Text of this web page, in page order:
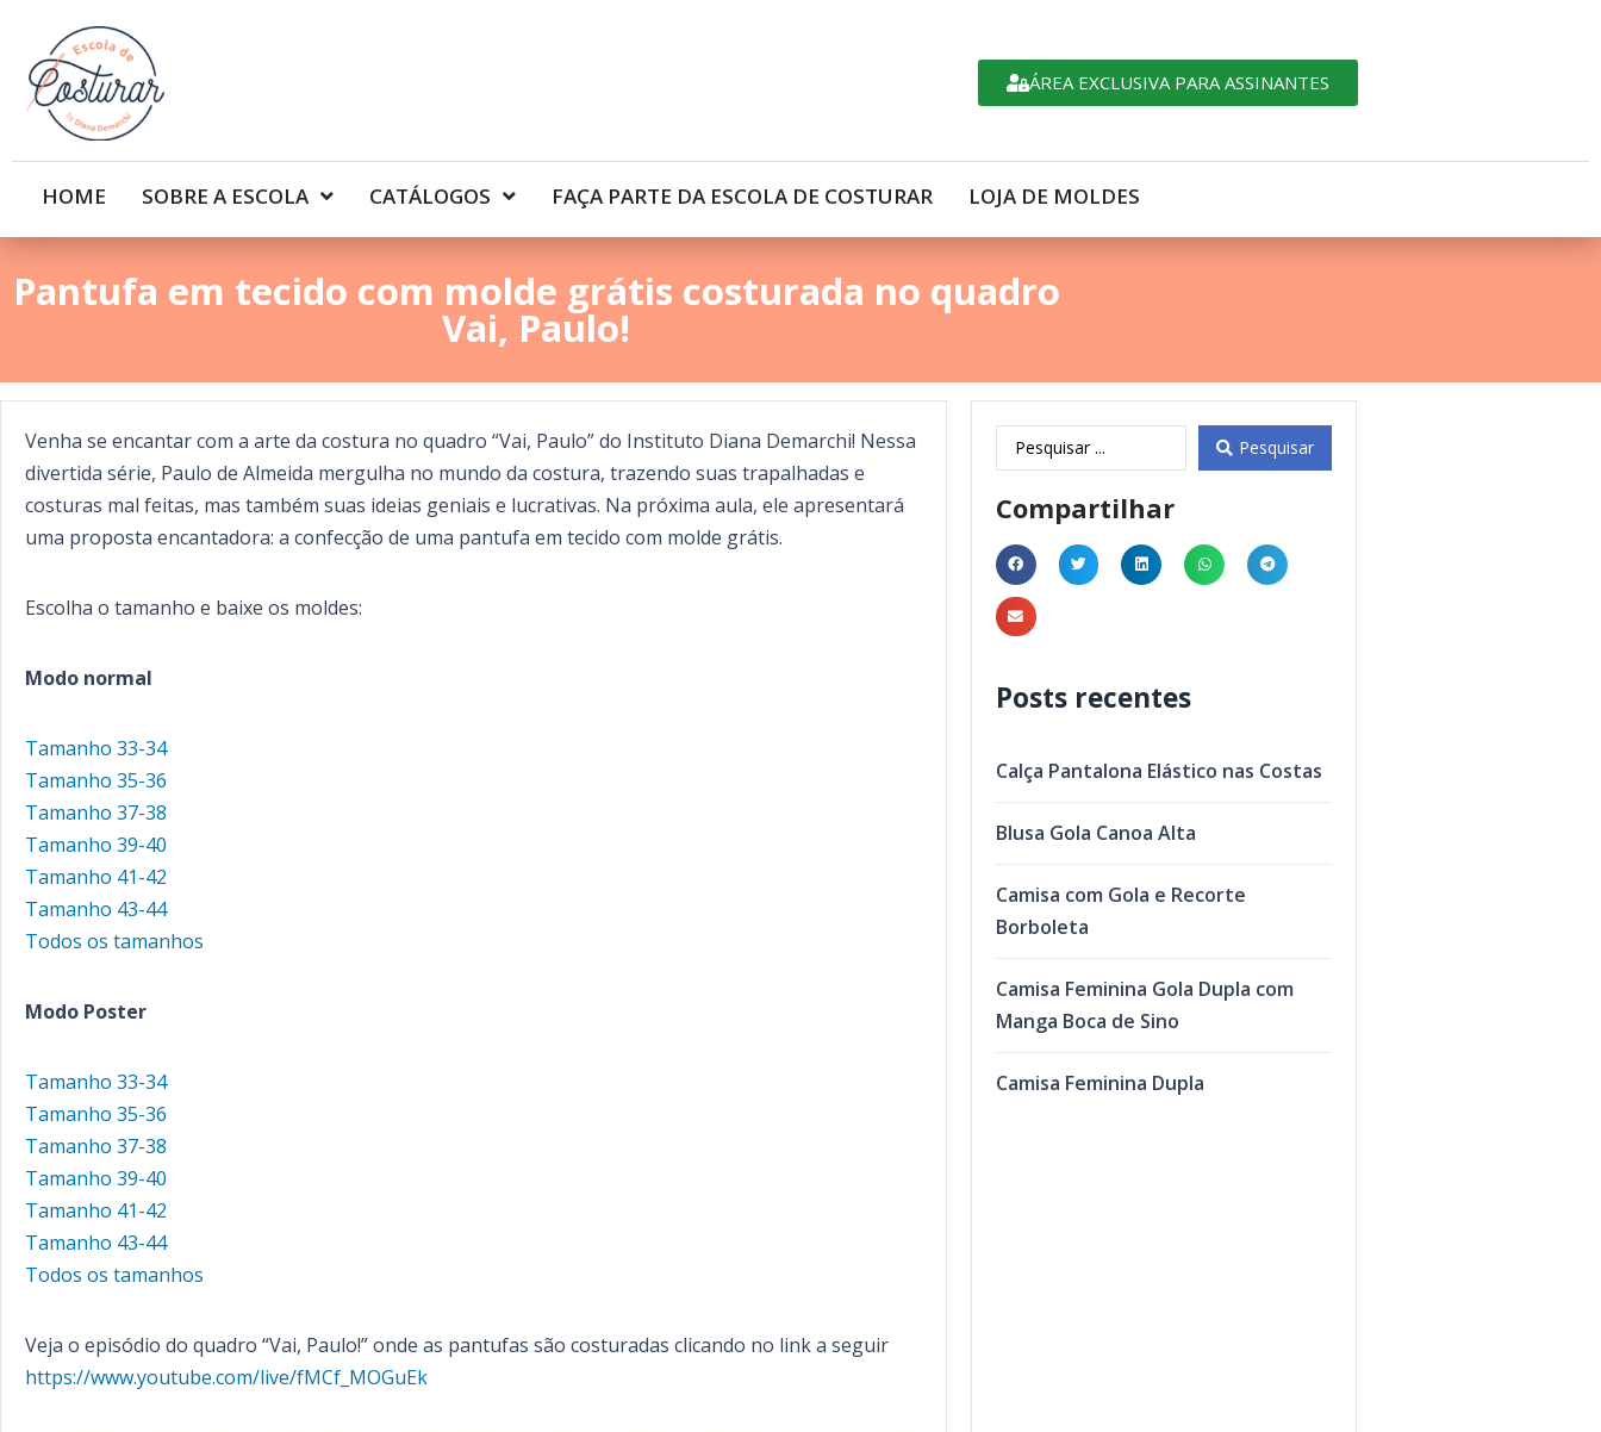
ÁREA EXCLUSIVA PARA ASSINANTES
HOME SOBRE A ESCOLA CATÁLOGOS FAÇA PARTE DA ESCOLA DE COSTURAR LOJA DE MOLDES
Pantufa em tecido com molde grátis costurada no quadro
Vai, Paulo!
Venha se encantar com a arte da costura no quadro “Vai, Paulo” do Instituto Diana Demarchi! Nessa
divertida série, Paulo de Almeida mergulha no mundo da costura, trazendo suas trapalhadas e
costuras mal feitas, mas também suas ideias geniais e lucrativas. Na próxima aula, ele apresentará
uma proposta encantadora: a confecção de uma pantufa em tecido com molde grátis.
Escolha o tamanho e baixe os moldes:
Modo normal
Tamanho 33-34
Tamanho 35-36
Tamanho 37-38
Tamanho 39-40
Tamanho 41-42
Tamanho 43-44
Todos os tamanhos
Modo Poster
Tamanho 33-34
Tamanho 35-36
Tamanho 37-38
Tamanho 39-40
Tamanho 41-42
Tamanho 43-44
Todos os tamanhos
Veja o episódio do quadro “Vai, Paulo!” onde as pantufas são costuradas clicando no link a seguir
https://www.youtube.com/live/fMCf_MOGuEk
Pesquisar
Compartilhar
Posts recentes
Calça Pantalona Elástico nas Costas
Blusa Gola Canoa Alta
Camisa com Gola e Recorte
Borboleta
Camisa Feminina Gola Dupla com
Manga Boca de Sino
Camisa Feminina Dupla